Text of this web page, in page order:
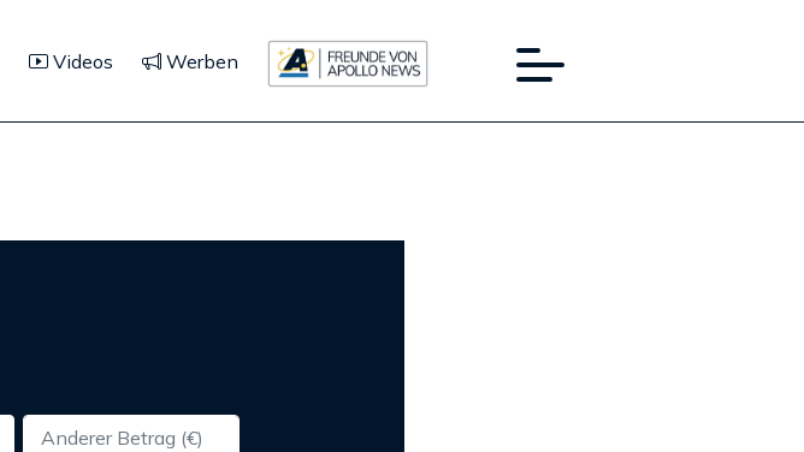
Videos Werben